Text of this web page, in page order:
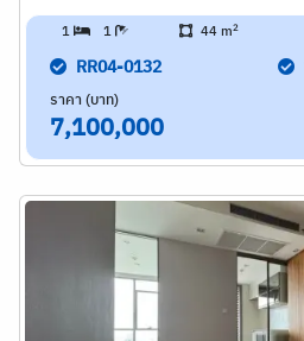
1 1 44 m2
RR04-0132
ราคา (บาท)
7,100,000